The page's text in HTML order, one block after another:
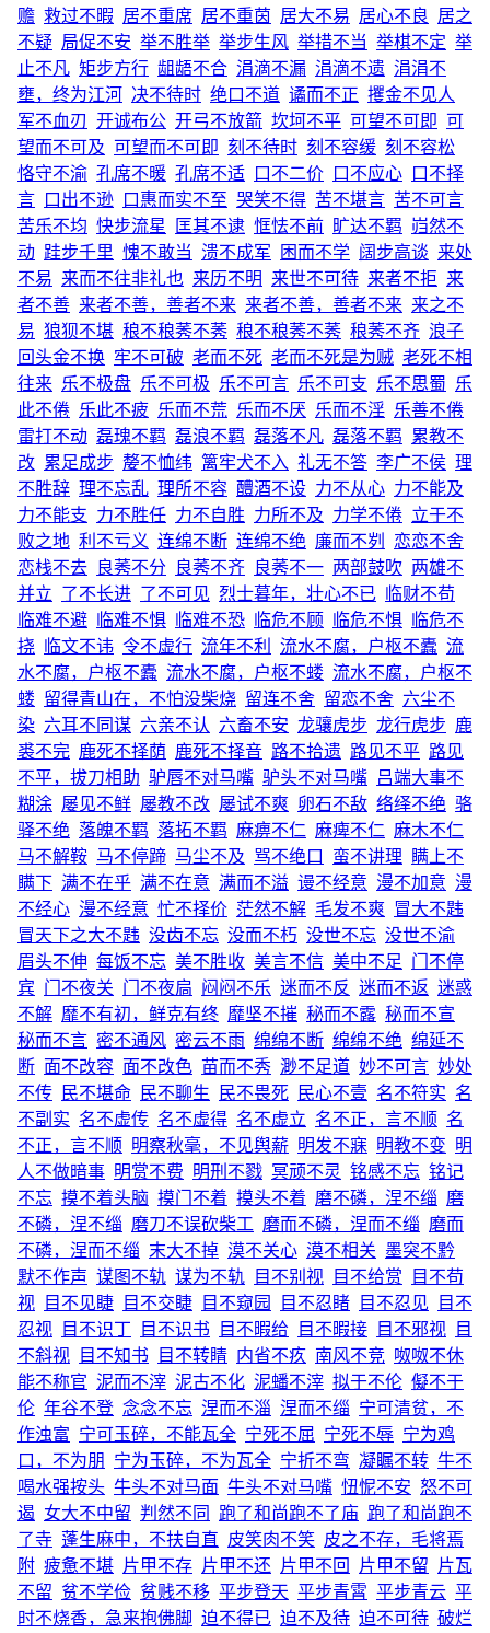
赡 救过不暇 居不重席 居不重茵 居大不易 居心不良
居之
不疑 局促不安 举不胜举 举步生风 举措不当 举棋不定 举
止不凡 矩步方行 龃龉不合 涓滴不漏 涓滴不遗 涓涓不
壅，终为江河 决不待时 绝口不道 谲而不正 攫金不见人
军不血刃 开诚布公 开弓不放箭 坎坷不平 可望不可即 可
望而不可及 可望而不可即 刻不待时 刻不容缓 刻不容松
恪守不渝 孔席不暖 孔席不适 口不二价 口不应心
口不择
言
口出不逊 口惠而实不至 哭笑不得 苦不堪言 苦不可言
苦乐不均 快步流星 匡其不逮 恇怯不前 旷达不羁 岿然不
动 跬步千里 愧不敢当 溃不成军 困而不学 阔步高谈 来处
不易 来而不往非礼也 来历不明 来世不可待 来者不拒 来
者不善 来者不善，善者不来 来者不善，善者不来 来之不
易 狼狈不堪 稂不稂莠不莠 稂不稂莠不莠 稂莠不齐 浪子
回头金不换 牢不可破 老而不死 老而不死是为贼 老死不相
往来 乐不极盘 乐不可极 乐不可言 乐不可支 乐不思蜀 乐
此不倦 乐此不疲 乐而不荒 乐而不厌 乐而不淫 乐善不倦
雷打不动 磊瑰不羁 磊浪不羁 磊落不凡 磊落不羁 累教不
改 累足成步 嫠不恤纬 篱牢犬不入 礼无不答 李广不侯 理
不胜辞 理不忘乱 理所不容 醴酒不设 力不从心 力不能及
力不能支 力不胜任 力不自胜 力所不及 力学不倦 立于不
败之地 利不亏义 连绵不断 连绵不绝 廉而不刿
恋恋不舍
恋栈不去
良莠不分 良莠不齐 良莠不一 两部鼓吹 两雄不
并立 了不长进 了不可见 烈士暮年，壮心不已
临财不苟
临难不避
临难不惧 临难不恐 临危不顾 临危不惧
临危不
挠
临文不讳 令不虚行 流年不利 流水不腐，户枢不蠹 流
水不腐，户枢不蠹 流水不腐，户枢不蝼 流水不腐，户枢不
蝼 留得青山在，不怕没柴烧 留连不舍 留恋不舍 六尘不
染 六耳不同谋 六亲不认 六畜不安 龙骧虎步 龙行虎步 鹿
裘不完 鹿死不择荫 鹿死不择音 路不拾遗 路见不平 路见
不平，拔刀相助 驴唇不对马嘴 驴头不对马嘴 吕端大事不
糊涂 屡见不鲜 屡教不改 屡试不爽 卵石不敌 络绎不绝 骆
驿不绝 落魄不羁 落拓不羁 麻痹不仁 麻痺不仁 麻木不仁
马不解鞍 马不停蹄 马尘不及 骂不绝口 蛮不讲理
瞒上不
瞒下 满不在乎 满不在意 满而不溢 谩不经意 漫不加意 漫
不经心 漫不经意 忙不择价 茫然不解 毛发不爽 冒大不韪
冒天下之大不韪 没齿不忘 没而不朽 没世不忘 没世不渝
眉头不伸 每饭不忘 美不胜收 美言不信 美中不足 门不停
宾 门不夜关 门不夜扃 闷闷不乐 迷而不反 迷而不返 迷惑
不解 靡不有初，鲜克有终 靡坚不摧 秘而不露 秘而不宣
秘而不言 密不通风 密云不雨 绵绵不断 绵绵不绝 绵延不
断 面不改容 面不改色 苗而不秀 渺不足道 妙不可言 妙处
不传
民不堪命 民不聊生 民不畏死 民心不壹 名不符实 名
不副实 名不虚传 名不虚得 名不虚立 名不正，言不顺 名
不正，言不顺 明察秋毫，不见舆薪 明发不寐 明教不变 明
人不做暗事 明赏不费 明刑不戮 冥顽不灵 铭感不忘 铭记
不忘 摸不着头脑 摸门不着 摸头不着 磨不磷，涅不缁 磨
不磷，涅不缁 磨刀不误砍柴工 磨而不磷，涅而不缁 磨而
不磷，涅而不缁 末大不掉 漠不关心 漠不相关 墨突不黔
默不作声 谋图不轨 谋为不轨 目不别视 目不给赏
目不苟
视
目不见睫 目不交睫 目不窥园 目不忍睹 目不忍见
目不
忍视
目不识丁 目不识书 目不暇给 目不暇接 目不邪视
目
不斜视
目不知书 目不转睛 内省不疚 南风不竞 呶呶不休
能不称官 泥而不滓 泥古不化 泥蟠不滓 拟于不伦 儗不于
伦 年谷不登 念念不忘 涅而不淄 涅而不缁 宁可清贫，不
作浊富 宁可玉碎，不能瓦全 宁死不屈 宁死不辱 宁为鸡
口，不为朋
宁为玉碎，不为瓦全 宁折不弯 凝瞩不转 牛不
喝水强按头 牛头不对马面 牛头不对马嘴 忸怩不安 怒不可
遏 女大不中留 判然不同 跑了和尚跑不了庙 跑了和尚跑不
了寺 蓬生麻中，不扶自直 皮笑肉不笑 皮之不存，毛将焉
附 疲惫不堪 片甲不存 片甲不还 片甲不回 片甲不留
片瓦
不留 贫不学俭 贫贱不移 平步登天 平步青霄 平步青云 平
时不烧香，急来抱佛脚 迫不得已 迫不及待 迫不可待 破烂